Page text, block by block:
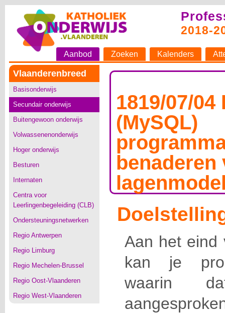
2018-
Aanbod Zoeken Kalenders
Vlaanderenbreed
Basisonderwijs
Secundair onderwijs
Buitengewoon onderwijs
Volwassenenonderwijs
Hoger onderwijs
Besturen
Internaten
Centra voor
Leerlingenbegeleiding (CLB)
Ondersteuningsnetwerken
Regio Antwerpen
Regio Limburg
Regio Mechelen-Brussel
Regio Oost-Vlaanderen
Regio West-Vlaanderen
1819/07/04
(MySQL)
benaderen
Aan het eind
kan je
waarin